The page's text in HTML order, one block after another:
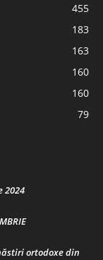
455
183
163
160
160
79
2024
ortodoxe din